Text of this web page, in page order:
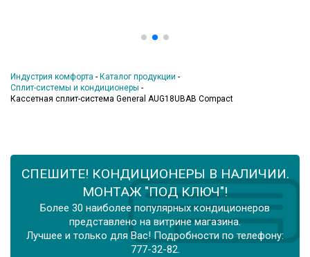
Индустрия комфорта - Каталог продукции -
Сплит-системы и кондиционеры -
Кассетная сплит-система General AUG18UBAB Compact
СПЕШИТЕ! КОНДИЦИОНЕРЫ В НАЛИЧИИ.
МОНТАЖ "ПОД КЛЮЧ"!
Более 30 наиболее популярных кондиционеров
представлено на витрине магазина.
Лучшее и только для Вас! Подробности по телефону:
777-32-82.